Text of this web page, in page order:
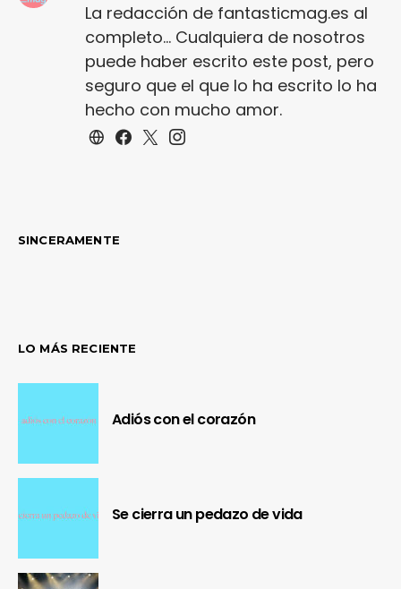
La redacción de fantasticmag.es al
completo... Cualquiera de nosotros
puede haber escrito este post, pero
seguro que el que lo ha escrito lo ha
hecho con mucho amor.
SINCERAMENTE
LO MÁS RECIENTE
Adiós con el corazón
Se cierra un pedazo de vida